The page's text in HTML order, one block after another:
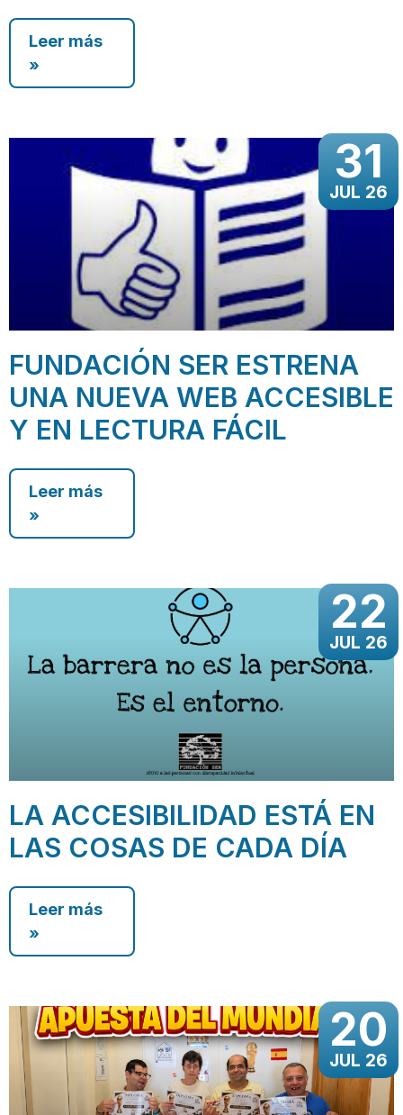
Leer más
»
31
JUL 26
FUNDACIÓN SER ESTRENA
UNA NUEVA WEB ACCESIBLE
Y EN LECTURA FÁCIL
Leer más
»
22
JUL 26
LA ACCESIBILIDAD ESTÁ EN
LAS COSAS DE CADA DÍA
Leer más
»
20
JUL 26